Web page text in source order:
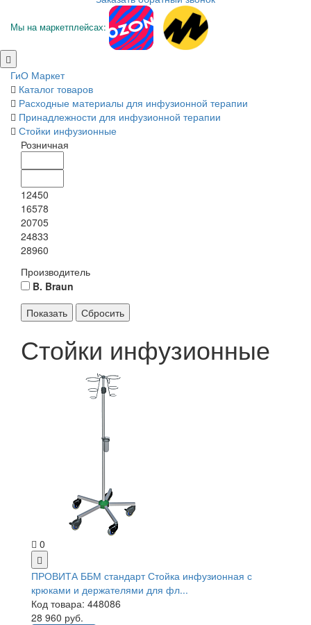
Мы на маркетплейсах:
ГиО Маркет
Каталог товаров
Расходные материалы для инфузионной терапии
Принадлежности для инфузионной терапии
Стойки инфузионные
Розничная
12450
16578
20705
24833
28960
Производитель
B. Braun
Стойки инфузионные
0
ПРОВИТА ББМ стандарт Стойка инфузионная с
крюками и держателями для фл...
Код товара: 448086
28 960 руб.